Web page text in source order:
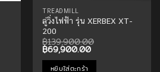
TREADMILL
ลู่วิ่งไฟฟ้า รุ่น XERBEX XT-
200
฿139,900.00
Original
price
was:
฿69,900.00Current
is:
หยิบใส่ตะกร้า